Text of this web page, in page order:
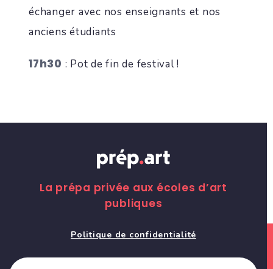
échanger avec nos enseignants et nos
anciens étudiants
17h30 : Pot de fin de festival !
La prépa privée aux écoles d’art
publiques
Politique de confidentialité